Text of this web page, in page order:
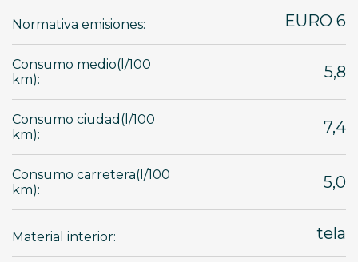
Normativa emisiones: EURO 6
Consumo medio(l/100
km):
5,8
Consumo ciudad(l/100
km):
7,4
Consumo carretera(l/100
km):
5,0
Material interior: tela